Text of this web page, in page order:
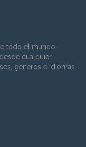
todo el mundo.
cualquier
géneros e idiomas.